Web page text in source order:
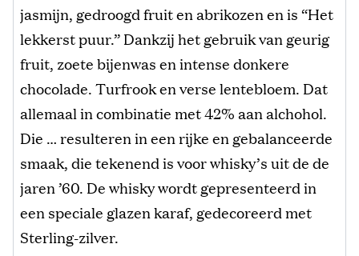
jasmijn, gedroogd fruit en abrikozen en is “Het
lekkerst puur.” Dankzij het gebruik van geurig
fruit, zoete bijenwas en intense donkere
chocolade. Turfrook en verse lentebloem. Dat
allemaal in combinatie met 42% aan alchohol.
Die … resulteren in een rijke en gebalanceerde
smaak, die tekenend is voor whisky’s uit de de
jaren ’60. De whisky wordt gepresenteerd in
een speciale glazen karaf, gedecoreerd met
Sterling-zilver.